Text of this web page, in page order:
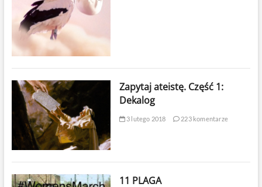
Zapytaj ateistę. Część 1:
Dekalog
3 lutego 2018 223 komentarze
11 PLAGA